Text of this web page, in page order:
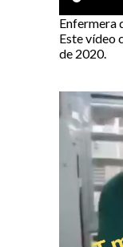
Enfermera
Este vídeo
de 2020.